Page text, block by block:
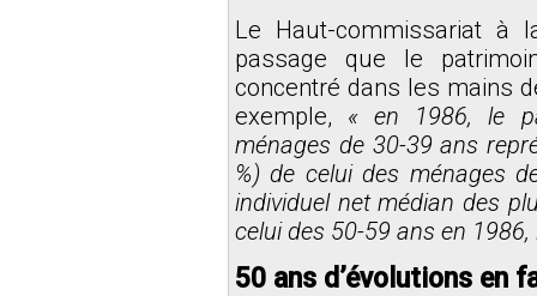
Le Haut-commissariat à
passage que le
concentré dans les mains
exemple, « en 1986, le
ménages de 30-39 ans
%) de celui des ménages
individuel net médian des
celui des 50-59 ans en 1986,
50 ans d’évolutions en